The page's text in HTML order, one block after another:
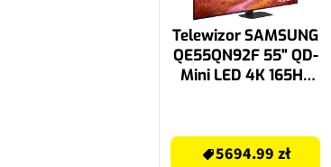
Telewizor SAMSUNG
QE55QN92F 55" QD-
Mini LED 4K 165Hz
5694.99 zł